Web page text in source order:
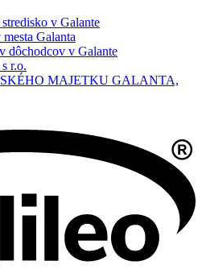
v Galante
Galanta
dôchodcov v Galante
r.o.
MAJETKU GALANTA,